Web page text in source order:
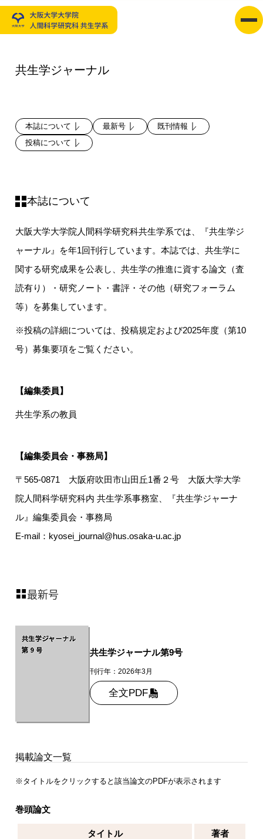
共生学ジャーナル
本誌について 最新号
既刊情報
投稿について
本誌について
大阪大学大学院人間科学研究科共生学系では、『共生学ジ
ャーナル』を年1回刊行しています。本誌では、共生学に
関する研究成果を公表し、共生学の推進に資する論文（査
読有り）・研究ノート・書評・その他（研究フォーラム
等）を募集しています。
※投稿の詳細については、投稿規定および2025年度（第10
号）募集要項をご覧ください。
【編集委員】
共生学系の教員
【編集委員会・事務局】
〒565-0871 大阪府吹田市山田丘1番２号 大阪大学大学
院人間科学研究科内 共生学系事務室、『共生学ジャーナ
ル』編集委員会・事務局
E-mail：kyosei_journal@hus.osaka-u.ac.jp
最新号
共生学ジャーナル第9号
刊行年：2026年3月
全文PDF
掲載論文一覧
※タイトルをクリックすると該当論文のPDFが表示されます
巻頭論文
タイトル 著者